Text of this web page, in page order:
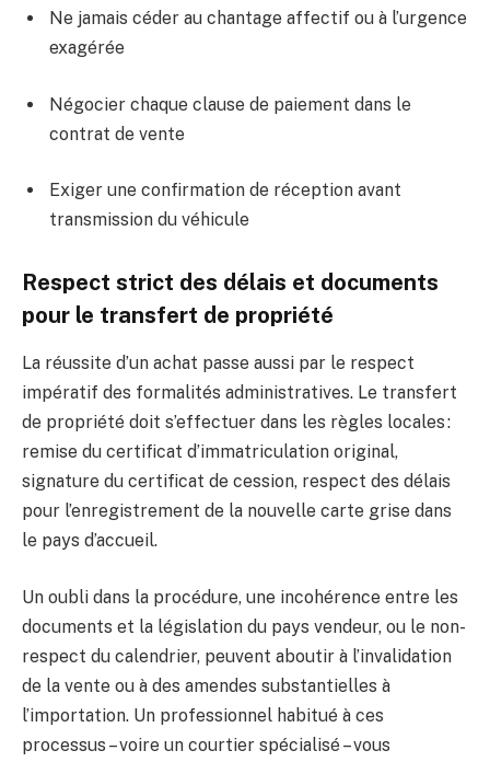
Ne jamais céder au chantage affectif ou à l’urgence
exagérée
Négocier chaque clause de paiement dans le
contrat de vente
Exiger une confirmation de réception avant
transmission du véhicule
Respect strict des délais et documents
pour le transfert de propriété
La réussite d’un achat passe aussi par le respect
impératif des formalités administratives. Le transfert
de propriété doit s’effectuer dans les règles locales :
remise du certificat d’immatriculation original,
signature du certificat de cession, respect des délais
pour l’enregistrement de la nouvelle carte grise dans
le pays d’accueil.
Un oubli dans la procédure, une incohérence entre les
documents et la législation du pays vendeur, ou le non-
respect du calendrier, peuvent aboutir à l’invalidation
de la vente ou à des amendes substantielles à
l’importation. Un professionnel habitué à ces
processus – voire un courtier spécialisé – vous